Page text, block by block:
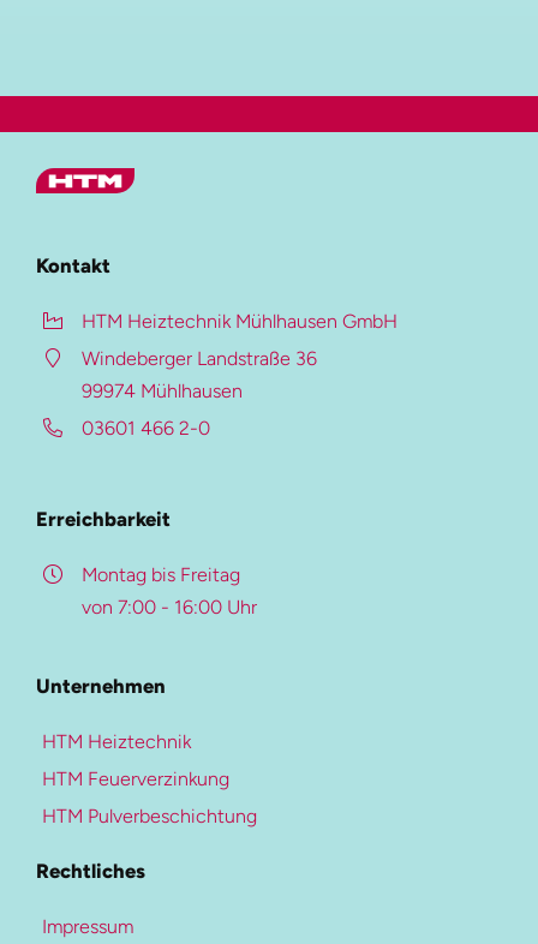
Kontakt
HTM Heiztechnik Mühlhausen GmbH
Windeberger Landstraße 36
99974 Mühlhausen
03601 466 2-0
Erreichbarkeit
Montag bis Freitag
von 7:00 - 16:00 Uhr
Unternehmen
HTM Heiztechnik
HTM Feuerverzinkung
HTM Pulverbeschichtung
Rechtliches
Impressum
Auf dieser Seite
Pulverbeschichtung
Farben- und Oberflächen
Qualitätskontrolle
Hauptmenü
HTM Verzinkung
HTM Beschichtung
HTM-Magazin
Karriere-Portal
Kontakt
Mehr zur Heiztechnik
Heiztechnik
Blockheizkraftwerke
Heizungen
Kältetechnik